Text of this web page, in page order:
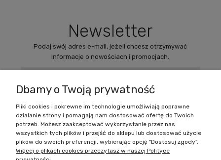
Newsletter
Podaj swój adres e-mail, jeżeli chcesz otrzymywać
informacje o nowościach i promocjach.
Zakupy
Pomoc
Dbamy o Twoją prywatność
Pliki cookies i pokrewne im technologie umożliwiają poprawne
działanie strony i pomagają nam dostosować ofertę do Twoich
potrzeb. Możesz zaakceptować wykorzystanie przez nas
wszystkich tych plików i przejść do sklepu lub dostosować użycie
plików do swoich preferencji, wybierając opcję "Dostosuj zgody".
Więcej o plikach cookies przeczytasz w naszej Polityce